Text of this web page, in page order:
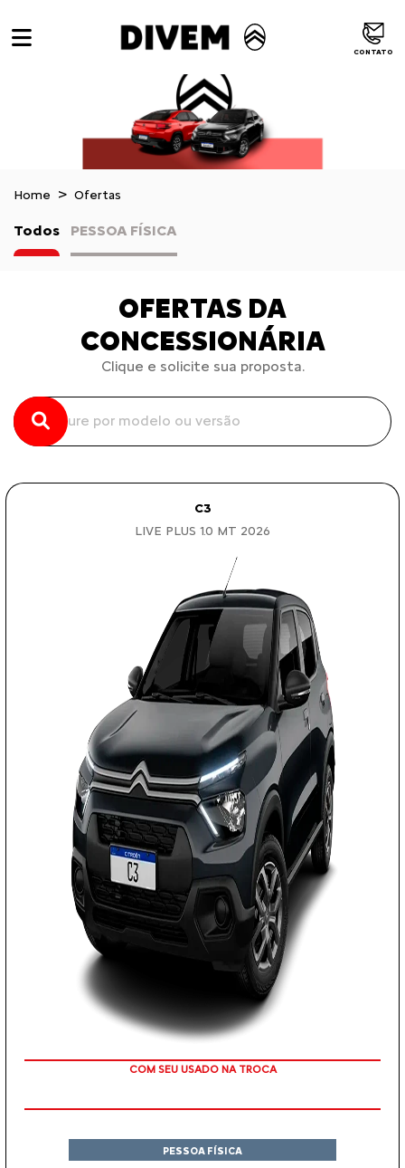
CONTATO
Home Ofertas
Todos PESSOA FÍSICA
OFERTAS DA
CONCESSIONÁRIA
Clique e solicite sua proposta.
C3
LIVE PLUS 1.0 MT 2026
COM SEU USADO NA TROCA
PESSOA FÍSICA